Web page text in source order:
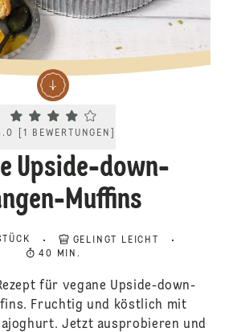
Current rating 4.0. Click to rate.
1 BEWERTUNGEN
Upside-down-
Muffins
GELINGT LEICHT
40 MIN.
für vegane Upside-down-
Fruchtig und köstlich mit
Jetzt ausprobieren und